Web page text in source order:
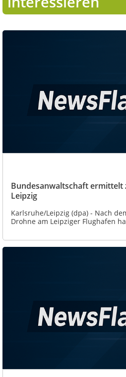
Bundesanwaltschaft ermittelt
Leipzig
Karlsruhe/Leipzig (dpa) - Nach
Drohne am Leipziger Flughafen